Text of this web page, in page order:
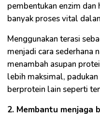
pembentukan enzim
banyak proses vital
Menggunakan terasi
menjadi cara sederhana
menambah asupan
lebih maksimal,
berprotein lain seperti
2. Membantu menjaga